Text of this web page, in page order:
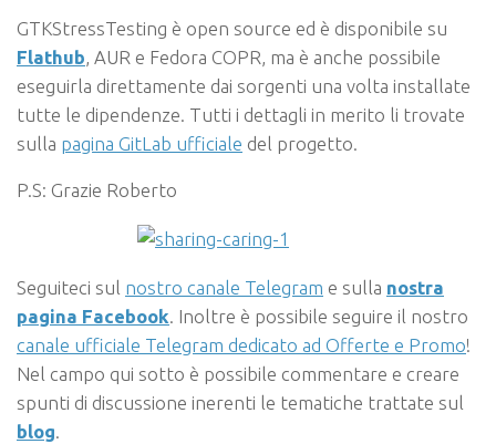
GTKStressTesting è open source ed è disponibile su
Flathub , AUR e Fedora COPR, ma è anche possibile
eseguirla direttamente dai sorgenti una volta installate
tutte le dipendenze. Tutti i dettagli in merito li trovate
sulla pagina GitLab ufficiale del progetto.
P.S: Grazie Roberto
Seguiteci sul nostro canale Telegram e sulla nostra
pagina Facebook. Inoltre è possibile seguire il nostro
canale ufficiale Telegram dedicato ad Offerte e Promo!
Nel campo qui sotto è possibile commentare e creare
spunti di discussione inerenti le tematiche trattate sul
blog.